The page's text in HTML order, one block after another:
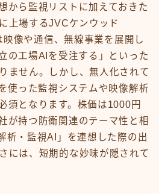
から監視リストに加えておきた
上場するJVCケンウッド
映像や通信、無線事業を展開し
の工場AIを受注する」といった
ません。しかし、無人化されて
使った監視システムや映像解析
須となります。株価は1000円
が持つ防衛関連のテーマ性と相
析・監視AI」を連想した際の出
には、短期的な妙味が隠されて